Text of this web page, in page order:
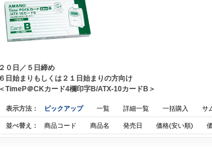
２０日／５日締め
６日始まりもしくは２１日始まりの方向け
＜TimeP＠CKカード4欄印字B/ATX-10カードB＞
表示方法： ピックアップ 一覧 詳細一覧 一括購入 サ
並べ替え： 商品コード 商品名 発売日 価格(安い順)